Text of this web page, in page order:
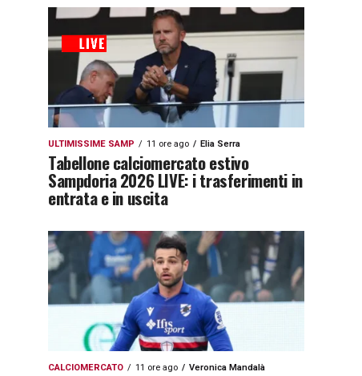
ULTIMISSIME SAMP 11 ore ago Elia Serra
Tabellone calciomercato estivo
Sampdoria 2026 LIVE: i trasferimenti in
entrata e in uscita
CALCIOMERCATO 11 ore ago Veronica Mandalà